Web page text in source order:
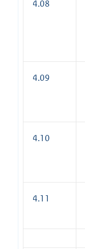
4.08
4.09
4.10
4.11